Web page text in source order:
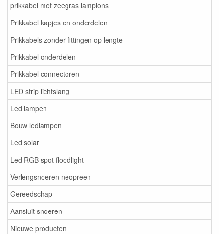
prikkabel met zeegras lampions
Prikkabel kapjes en onderdelen
Prikkabels zonder fittingen op lengte
Prikkabel onderdelen
Prikkabel connectoren
LED strip lichtslang
Led lampen
Bouw ledlampen
Led solar
Led RGB spot floodlight
Verlengsnoeren neopreen
Gereedschap
Aansluit snoeren
Nieuwe producten